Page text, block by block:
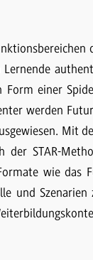
einer
werden
Mit
der STAR-
wie das
und